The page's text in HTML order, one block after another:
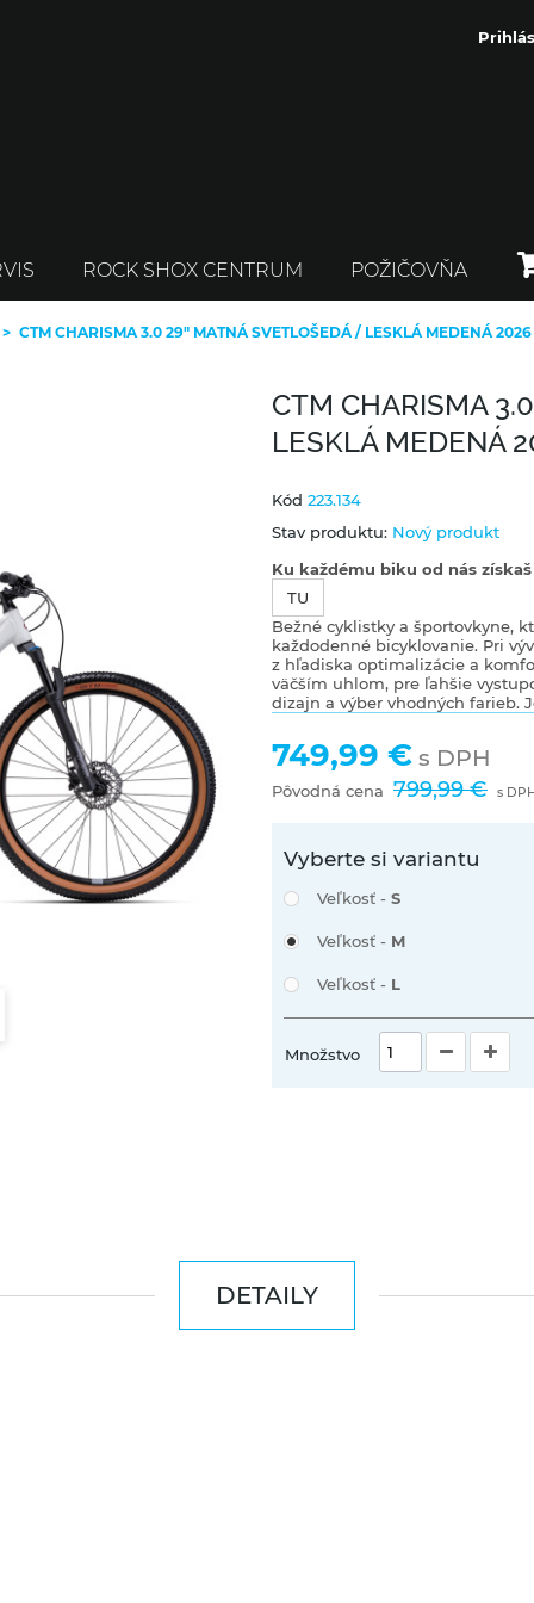
ROCK SHOX CENTRUM POŽIČOVŇA
> CTM CHARISMA 3.0 29" MATNÁ SVETLOŠEDÁ / LESKLÁ MEDENÁ 2026
CTM CHARISMA
LESKLÁ MEDENÁ
Kód 223.134
Stav produktu: Nový produkt
Ku každému biku od nás
TU
Bežné cyklistky a športovkyne,
každodenné bicyklovanie. Pri
z hľadiska optimalizácie a
väčším uhlom, pre ľahšie
dizajn a výber vhodných farieb.
749,99 € s DPH
Pôvodná cena 799,99 € s
Vyberte si variantu
Veľkosť - S
Veľkosť - M
Veľkosť - L
Množstvo
DETAILY